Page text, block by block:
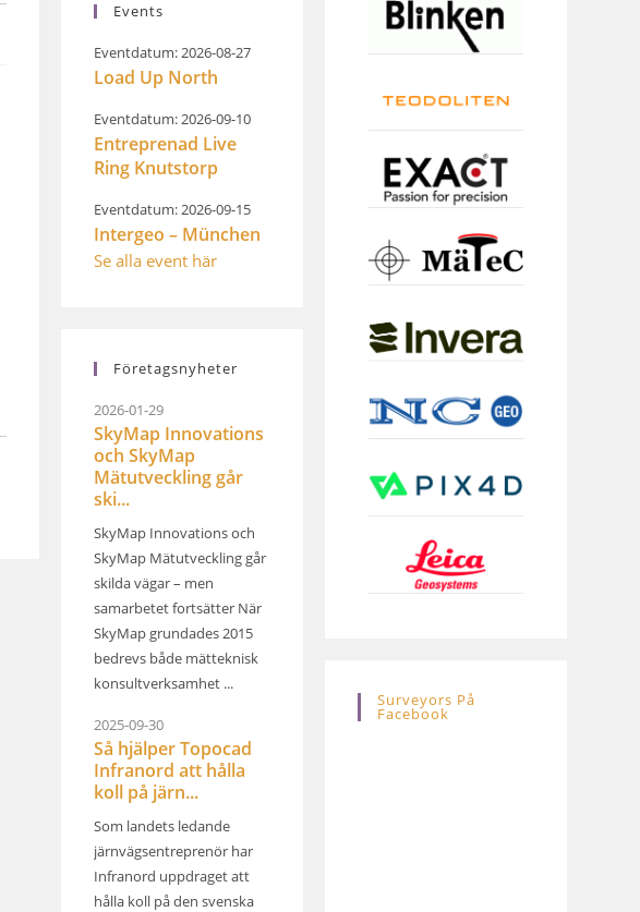
Events
Eventdatum: 2026-08-27
Load Up North
Eventdatum: 2026-09-10
Entreprenad Live
Ring Knutstorp
Eventdatum: 2026-09-15
Intergeo – München
Se alla event här
Företagsnyheter
2026-01-29
SkyMap Innovations
och SkyMap
Mätutveckling går
ski...
SkyMap Innovations och
SkyMap Mätutveckling går
skilda vägar – men
samarbetet fortsätter När
SkyMap grundades 2015
bedrevs både mätteknisk
konsultverksamhet ...
2025-09-30
Så hjälper Topocad
Infranord att hålla
koll på järn...
Som landets ledande
järnvägsentreprenör har
Infranord uppdraget att
hålla koll på den svenska
Surveyors På
Facebook